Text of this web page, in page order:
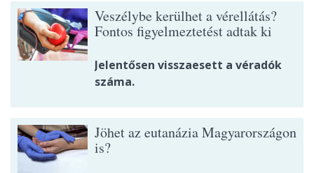
Veszélybe kerülhet a vérellátás?
Fontos figyelmeztetést adtak ki
Jelentősen visszaesett a véradók
száma.
Jöhet az eutanázia Magyarországon
is?